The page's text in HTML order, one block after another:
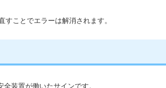
ことでエラーは解消されます。
装置が働いたサインです。